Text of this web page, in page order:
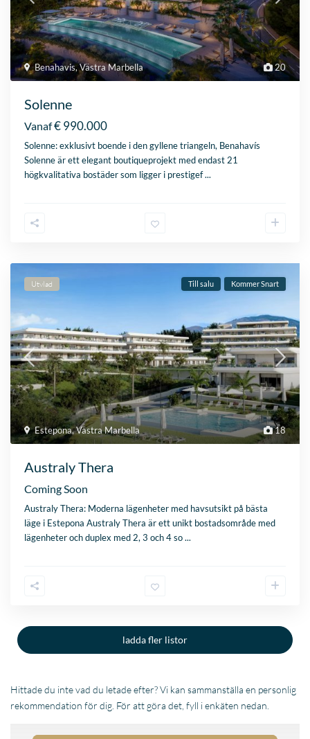
20
Benahavis,Västra Marbella
Solenne
Vanaf€ 990.000
Solenne: exklusivt boende i den gyllene triangeln, Benahavís
Solenne är ett elegant boutiqueprojekt med endast 21
högkvalitativa bostäder som ligger i prestigef...
18
Estepona,Västra Marbella
Utvlad Till salu Kommer Snart
Australy Thera
Coming Soon
Australy Thera: Moderna lägenheter med havsutsikt på bästa
läge i Estepona Australy Thera är ett unikt bostadsområde med
lägenheter och duplex med 2, 3 och 4 so...
ladda fler listor
Hittade du inte vad du letade efter? Vi kan sammanställa en personlig
rekommendation för dig. För att göra det, fyll i enkäten nedan.